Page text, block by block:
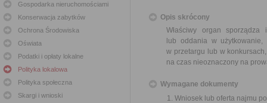
Gospodarka nieruchomościami
Konserwacja zabytków
Ochrona Środowiska
Oświata
Podatki i opłaty lokalne
Polityka lokalowa
Polityka społeczna
Skargi i wnioski
Opis skrócony
Właściwy organ
lub oddania w
w przetargu lub w
na czas nieoznaczony na
Wymagane dokumenty
Wniosek lub oferta najmu